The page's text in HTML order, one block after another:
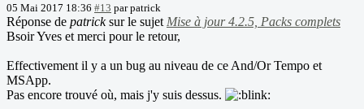
05 Mai 2017 18:36 #13 parpatrick
Réponse de patricksur le sujet Mise à jour 4.2.5, Packs complets
Bsoir Yves et merci pour le retour,
Effectivement il y a un bug au niveau de ce And/Or Tempo et
MSApp.
Pas encore trouvé où, mais j'y suis dessus.